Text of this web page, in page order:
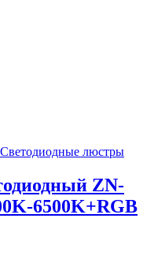
люстры
ZN-
6500K+RGB